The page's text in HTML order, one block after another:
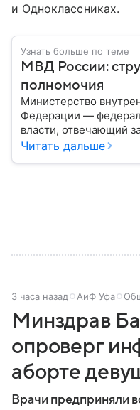
и Одноклассниках.
Узнать больше по теме
МВД России:
полномочия
Министерство
Федерации —
власти, отвечающий
порядка, борьбу с
России, какие
Читать дальше
3 часа назад АиФ Уфа
Минздрав
опроверг
аборте
Врачи предприняли